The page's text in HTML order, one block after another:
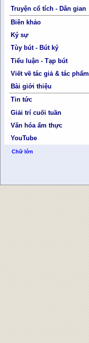
Truyện cổ tích - Dân gian
Biên khảo
Ký sự
Tùy bút - Bút ký
Tiểu luận - Tạp bút
Viết về tác giả & tác phẩm
Bài giới thiệu
Tin tức
Giải trí cuối tuần
Văn hóa ẩm thực
YouTube
Chữ lớn